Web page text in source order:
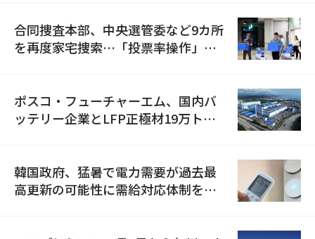
合同捜査本部、中央選管委など9カ所
を再度家宅捜索…「投票率操作」の
ポスコ・フューチャーエム、国内バ
ッテリー企業とLFP正極材19万トン
韓国政府、猛暑で電力需要が過去最
高更新の可能性に需給対応体制を点